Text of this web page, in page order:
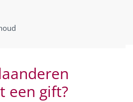
een gift?